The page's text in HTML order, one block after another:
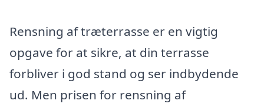
Rensning af træterrasse er en vigtig
opgave for at sikre, at din terrasse
forbliver i god stand og ser indbydende
ud. Men prisen for rensning af